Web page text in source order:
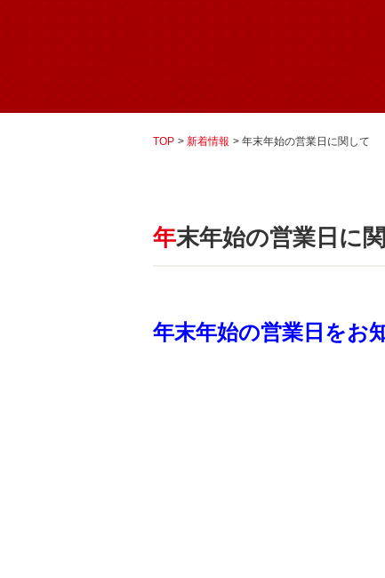
TOP 新着情報 年末年始の営業日に関して
年末年始の営業日に
年末年始の営業日をお